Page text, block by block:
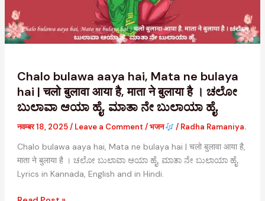
Chalo bulawa aaya hai, Mata ne bulaya
hai | चलो बुलावा आया है, माता ने बुलाया है । ಚಲೋ
ಬುಲಾವಾ ಆಯಾ ಹೈ, ಮಾತಾ ನೇ ಬುಲಾಯಾ ಹೈ.
नवम्बर 18, 2025/ Leave a Comment /भजन / Radha Ramaniya.
Chalo bulawa aaya hai, Mata ne bulaya hai | चलो बुलावा आया है,
माता ने बुलाया है । ಚಲೋ ಬುಲಾವಾ ಆಯಾ ಹೈ, ಮಾತಾ ನೇ ಬುಲಾಯಾ ಹೈ.
Lyrics in Kannada, English and in Hindi.
hai
|
चलो
आया
है,
माता
ने
बुलाया
।
ಚಲೋ
ಬುಲಾವಾ